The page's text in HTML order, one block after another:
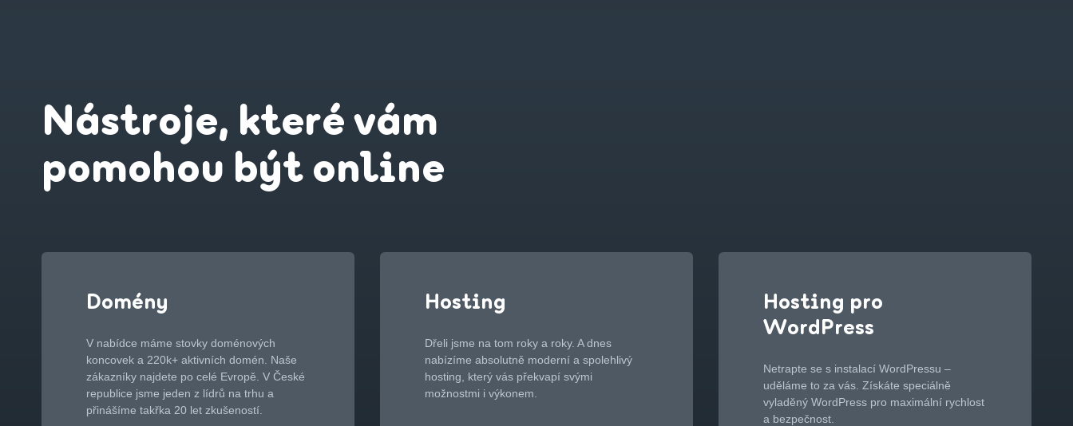
Nástroje, které vám
pomohou být online
Domény
V nabídce máme stovky doménových
koncovek a 220k+ aktivních domén. Naše
zákazníky najdete po celé Evropě. V České
republice jsme jeden z lídrů na trhu a
přinášíme takřka 20 let zkušeností.
Hosting
Dřeli jsme na tom roky a roky. A dnes
nabízíme absolutně moderní a spolehlivý
hosting, který vás překvapí svými
možnostmi i výkonem.
Hosting pro
WordPress
Netrapte se s instalací WordPressu –
uděláme to za vás. Získáte speciálně
vyladěný WordPress pro maximální rychlost
a bezpečnost.